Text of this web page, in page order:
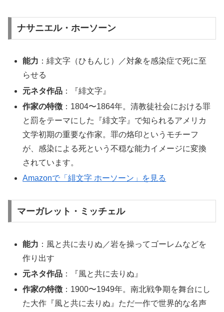
ナサニエル・ホーソーン
能力 ：緋文字（ひもんじ）／対象を感染症で死に至
らせる
元ネタ作品 ：『緋文字』
作家の特徴 ：1804〜1864年。清教徒社会における罪
と罰をテーマにした『緋文字』で知られるアメリカ
文学初期の重要な作家。罪の烙印というモチーフ
が、感染による死という不穏な能力イメージに変換
されています。
Amazonで「緋文字 ホーソーン」を見る
マーガレット・ミッチェル
能力 ：風と共に去りぬ／岩を操ってゴーレムなどを
作り出す
元ネタ作品 ：『風と共に去りぬ』
作家の特徴 ：1900〜1949年。南北戦争期を舞台にし
た大作『風と共に去りぬ』ただ一作で世界的な名声